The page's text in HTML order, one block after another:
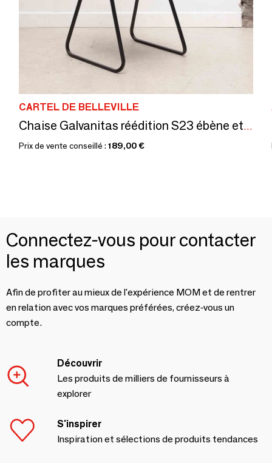
CARTEL DE BELLEVILLE
Chaise Galvanitas réédition S23 ébène et noir
Prix de vente conseillé : 189,00 €
Connectez-vous pour contacter
les marques
Afin de profiter au mieux de l'expérience MOM et de rentrer
en relation avec vos marques préférées, créez-vous un
compte.
Découvrir
Les produits de milliers de fournisseurs à
explorer
S'inspirer
Inspiration et sélections de produits tendances